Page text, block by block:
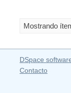
Mostrando
DSpace
Contacto